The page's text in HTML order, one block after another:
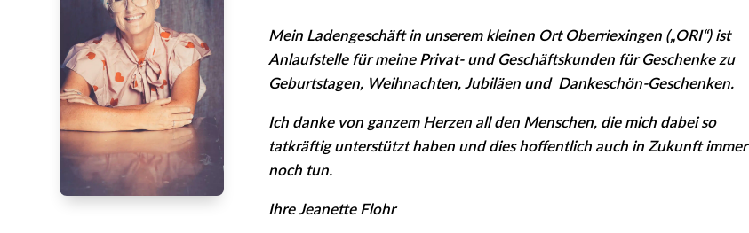
Mein Ladengeschäft in unserem kleinen Ort Oberriexingen („ORI“) ist
Anlaufstelle für meine Privat- und Geschäfts­kunden für Geschenke zu
Geburtstagen, Weihnachten, Jubiläen und Dankeschön-Geschenken.
Ich danke von ganzem Herzen all den Menschen, die mich dabei so
tatkräftig unterstützt haben und dies hoffentlich auch in Zukunft immer
noch tun.
Ihre Jeanette Flohr